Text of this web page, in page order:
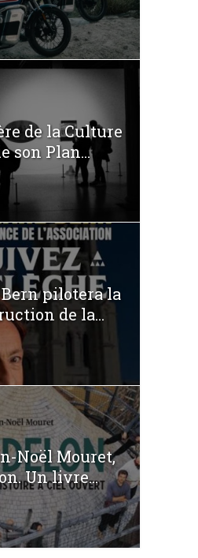
de la Culture
son Plan...
pilotera la
de la...
Noël Mouret,
Un livre...